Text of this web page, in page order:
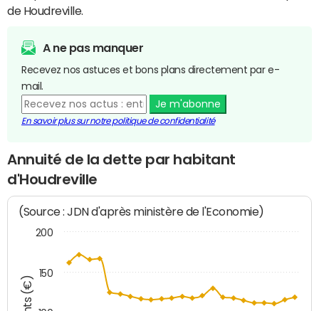
de Houdreville.
A ne pas manquer
Recevez nos astuces et bons plans directement par e-
mail.
Je m'abonne
En savoir plus sur notre politique de confidentialité
Annuité de la dette par habitant
d'Houdreville
(Source : JDN d'après ministère de l'Economie)
150
200